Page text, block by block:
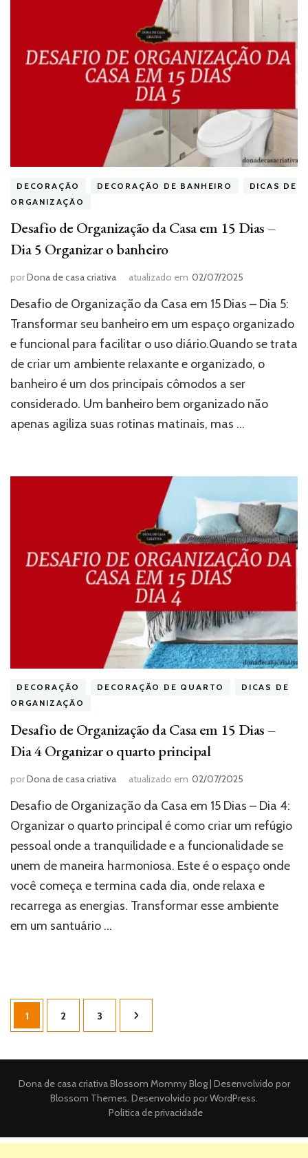
DECORAÇÃO DECORAÇÃO DE BANHEIRO
DICAS DE
ORGANIZAÇÃO
Desafio de Organização da Casa em 15 Dias –
Dia 5 Organizar o banheiro
porDona de casa criativa atualizado em 02/07/2025
Desafio de Organização da Casa em 15 Dias – Dia 5:
Transformar seu banheiro em um espaço organizado
e funcional para facilitar o uso diário.Quando se trata
de criar um ambiente relaxante e organizado, o
banheiro é um dos principais cômodos a ser
considerado. Um banheiro bem organizado não
apenas agiliza suas rotinas matinais, mas …
DECORAÇÃO DECORAÇÃO DE QUARTO
DICAS DE
ORGANIZAÇÃO
Desafio de Organização da Casa em 15 Dias –
Dia 4 Organizar o quarto principal
porDona de casa criativa atualizado em 02/07/2025
Desafio de Organização da Casa em 15 Dias – Dia 4:
Organizar o quarto principal é como criar um refúgio
pessoal onde a tranquilidade e a funcionalidade se
unem de maneira harmoniosa. Este é o espaço onde
você começa e termina cada dia, onde relaxa e
recarrega as energias. Transformar esse ambiente
em um santuário …
Paginação
de
Página
1 Página
2 Página
3
Dona de casa criativaBlossom Mommy Blog | Desenvolvido por
Blossom Themes . Desenvolvido porWordPress
Politica de privacidade